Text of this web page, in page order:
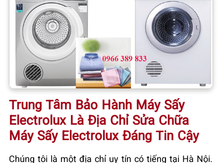
Trung Tâm Bảo Hành Máy Sấy
Electrolux Là Địa Chỉ Sửa Chữa
Máy Sấy Electrolux Đáng Tin Cậy
Chúng tôi là một địa chỉ uy tín có tiếng tại Hà Nội.